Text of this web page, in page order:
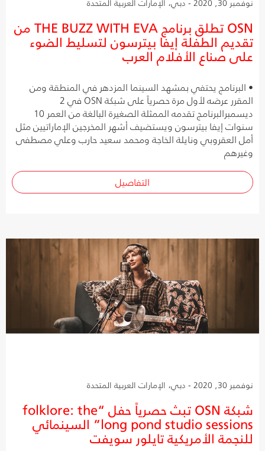
OSN تطلق برنامج THE BUZZ WITH EVA من
تقديم الطفلة إيفا بيترسون لتسليط الضوء
على صناع الأفلام العرب
• البرنامج يحتفي بمشهد السينما المزدهر في المنطقة ومن
المقرر عرضه لأول مرة حصرياً على شبكة OSN في 2
ديسمبرالبرنامج تقدمه الممثلة الصغيرة البالغة من العمر 10
سنوات إيفا بيترسون ويستضيف أشهر المخرجين الإماراتيين مثل
أمل العقروبي ونايلة الخاجة ومحمد سعيد حارب وعلي مصطفى
وغيرهم
التفاصيل
نوفمبر 30, 2020 - دبي، الإمارات العربية المتحدة
شبكة OSN تبث حصرياً حفل “folklore: the
long pond studio sessions” السينمائي
للنجمة الأمريكية تايلور سويفت